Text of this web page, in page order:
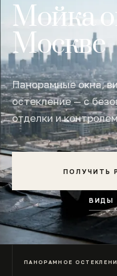
Мойка
Москве
Панорамные окна,
остекление — с
отделки и
ПОЛУЧИТЬ
ВИДЫ
ПАНОРАМНОЕ